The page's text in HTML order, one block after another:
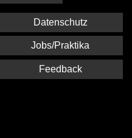
Datenschutz
Jobs/Praktika
Feedback